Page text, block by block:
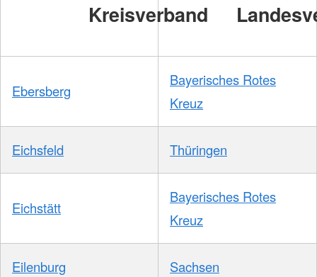
Kreisverband
Ebersberg
Bayerisches Rotes
Kreuz
Eichsfeld Thüringen
Eichstätt
Bayerisches Rotes
Kreuz
Eilenburg Sachsen